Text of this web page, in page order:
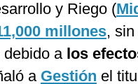
y Riego (
millones,
debido a los
a Gestión el